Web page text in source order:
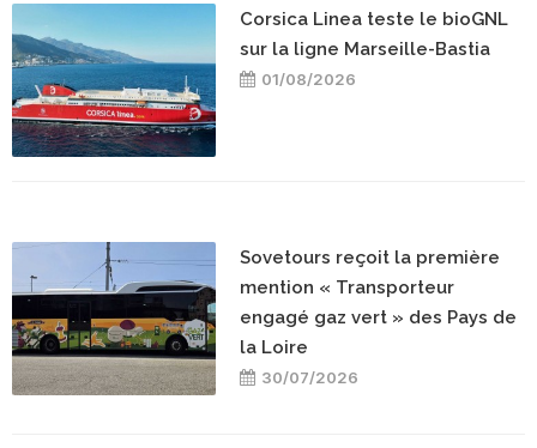
Corsica Linea teste le bioGNL
sur la ligne Marseille-Bastia
01/08/2026
Sovetours reçoit la première
mention « Transporteur
engagé gaz vert » des Pays de
la Loire
30/07/2026